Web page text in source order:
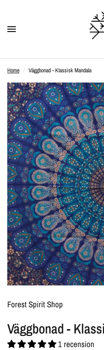
Home / Väggbonad - Klassisk Mandala
Forest Spirit Shop
Väggbonad -
1 recension